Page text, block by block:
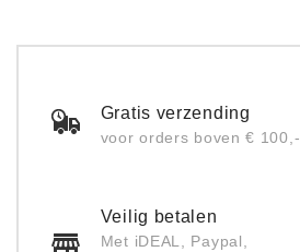
Gratis verzending
voor orders boven € 100,-
Veilig betalen
Met iDEAL, Paypal,